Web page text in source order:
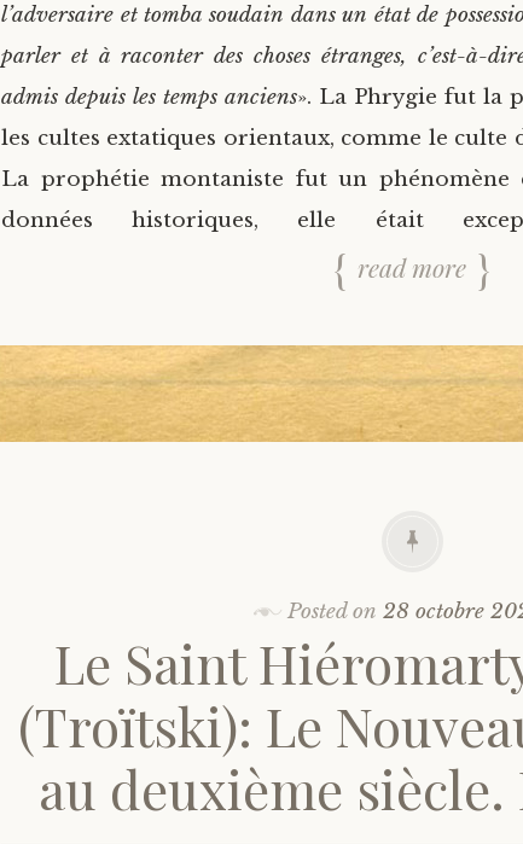
l’adversaire et tomba soudain dans un état de
parler et à raconter des choses étranges, c’est-à-
admis depuis les temps anciens». La Phrygie fut la
les cultes extatiques orientaux, comme le culte
La prophétie montaniste fut un phénomène
données historiques, elle était
read more
Posted on28 octobre
Le Saint
(Troïtski): Le
au deuxième